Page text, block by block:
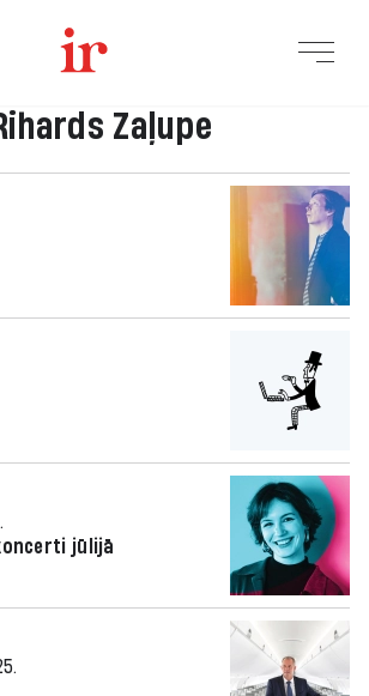
Zaļupe
jūlijā